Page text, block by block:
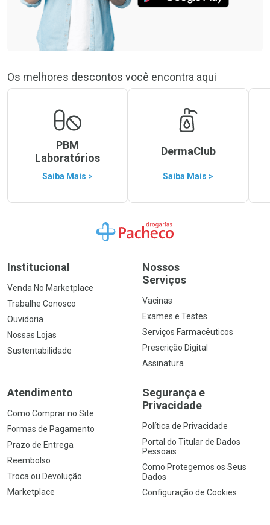
Os melhores descontos você encontra aqui
PBM
Laboratórios
Saiba Mais >
DermaClub
Saiba Mais >
Ir para a Home
Institucional
Venda No Marketplace
Trabalhe Conosco
Ouvidoria
Nossas Lojas
Sustentabilidade
Nossos
Serviços
Vacinas
Exames e Testes
Serviços Farmacêuticos
Prescrição Digital
Assinatura
Atendimento
Como Comprar no Site
Formas de Pagamento
Prazo de Entrega
Reembolso
Troca ou Devolução
Marketplace
Segurança e
Privacidade
Política de Privacidade
Portal do Titular de Dados
Pessoais
Como Protegemos os Seus
Dados
Configuração de Cookies